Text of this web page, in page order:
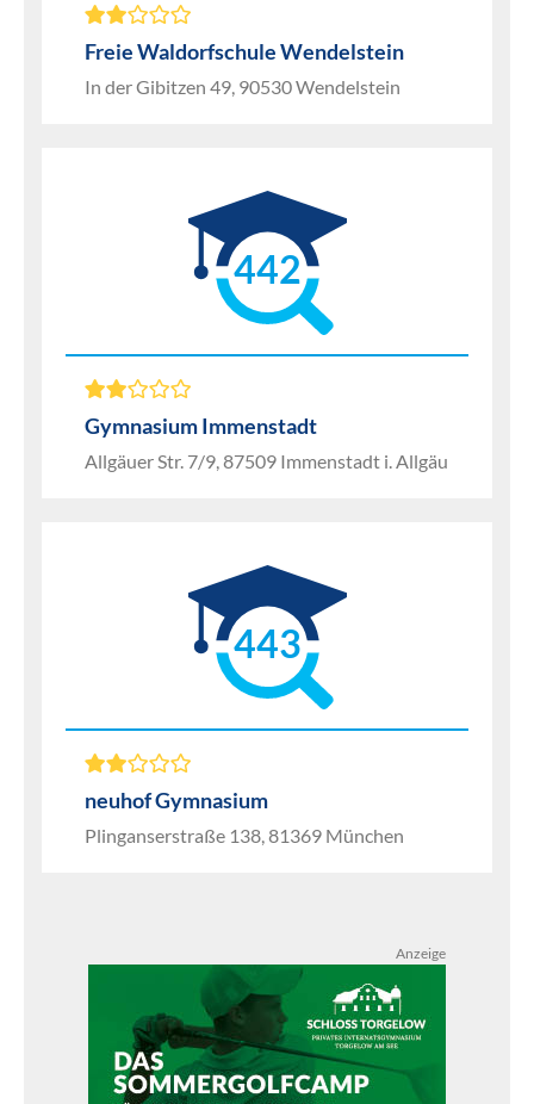
Freie Waldorfschule Wendelstein
In der Gibitzen 49, 90530 Wendelstein
442
Gymnasium Immenstadt
Allgäuer Str. 7/9, 87509 Immenstadt i. Allgäu
443
neuhof Gymnasium
Plinganserstraße 138, 81369 München
Anzeige